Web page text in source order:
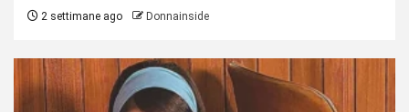
2 settimane ago Donnainside